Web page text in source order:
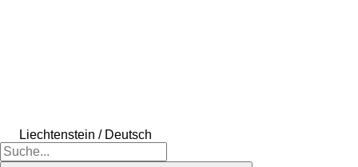
Liechtenstein / Deutsch